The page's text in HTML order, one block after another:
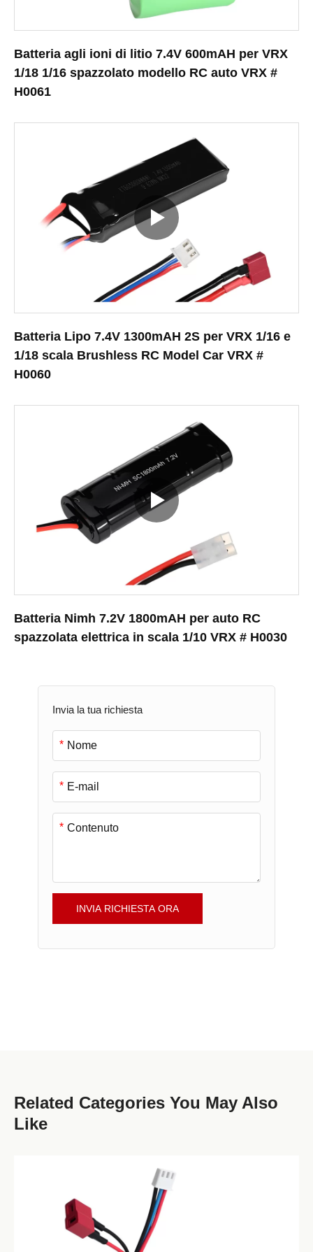
Invia la tua richiesta
*
*
*
INVIA RICHIESTA ORA
Batteria agli ioni di litio 7.4V 600mAH per VRX
1/18 1/16 spazzolato modello RC auto VRX #
H0061
Batteria Lipo 7.4V 1300mAH 2S per VRX 1/16 e
1/18 scala Brushless RC Model Car VRX #
H0060
Batteria Nimh 7.2V 1800mAH per auto RC
spazzolata elettrica in scala 1/10 VRX # H0030
Related Categories You May Also
Like